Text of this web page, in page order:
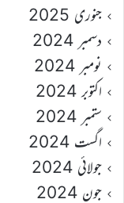
جنوری 2025
دسمبر 2024
نومبر 2024
اکتوبر 2024
ستمبر 2024
اگست 2024
جولائی 2024
جون 2024